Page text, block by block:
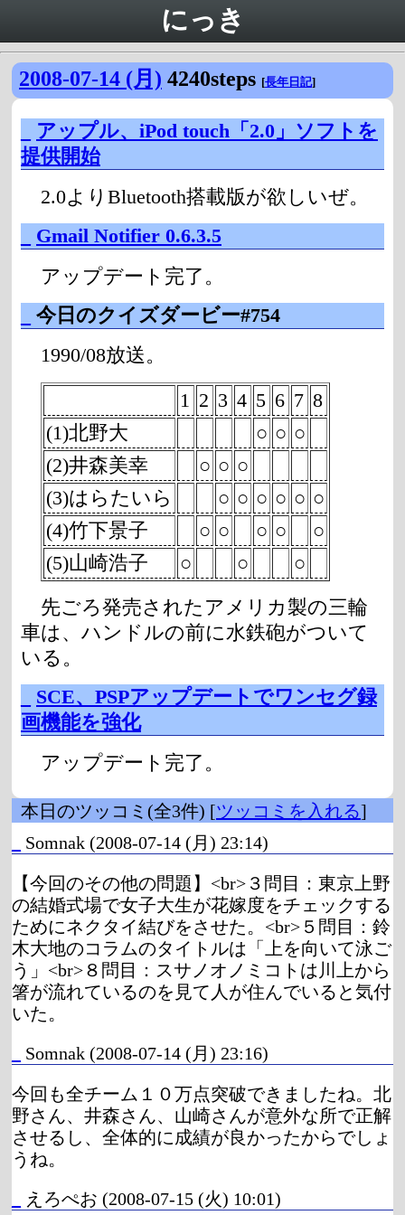
にっき
2008-07-14 (月) 4240steps [長年日記]
アップル、iPod touch「2.0」ソフトを
提供開始
2.0よりBluetooth搭載版が欲しいぜ。
Gmail Notifier 0.6.3.5
アップデート完了。
今日のクイズダービー#754
1990/08放送。
1 2 3 4 5 6 7 8
(1)北野大
○ ○ ○
(2)井森美幸
○ ○ ○
(3)はらたいら
○ ○ ○ ○ ○ ○
(4)竹下景子
○ ○ ○ ○
○
(5)山崎浩子
○ ○
○
先ごろ発売されたアメリカ製の三輪
車は、ハンドルの前に水鉄砲がついて
いる。
SCE、PSPアップデートでワンセグ録
画機能を強化
アップデート完了。
本日のツッコミ(全3件) [ツッコミを入れる]
Somnak (2008-07-14 (月) 23:14)
【今回のその他の問題】<br>３問目：東京上野
の結婚式場で女子大生が花嫁度をチェックする
ためにネクタイ結びをさせた。<br>５問目：鈴
木大地のコラムのタイトルは「上を向いて泳ご
う」<br>８問目：スサノオノミコトは川上から
箸が流れているのを見て人が住んでいると気付
いた。
Somnak (2008-07-14 (月) 23:16)
今回も全チーム１０万点突破できましたね。北
野さん、井森さん、山崎さんが意外な所で正解
させるし、全体的に成績が良かったからでしょ
うね。
えろぺお (2008-07-15 (火) 10:01)